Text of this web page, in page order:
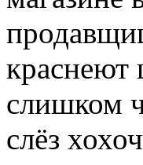
краснеют
слишком
слёз